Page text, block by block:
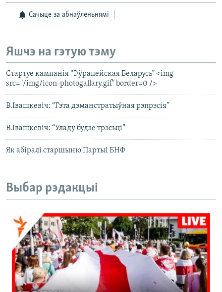
Сачыце за абнаўленьнямі
Яшчэ на гэтую тэму
Стартуе кампанія “Эўрапейская Беларусь” <img
src="/img/icon-photogallary.gif" border=0 />
В.Івашкевіч: “Гэта дэманстратыўная рэпрэсія”
В.Івашкевіч: “Уладу будзе трэсьці”
Як абіралі старшыню Партыі БНФ
Выбар рэдакцыі